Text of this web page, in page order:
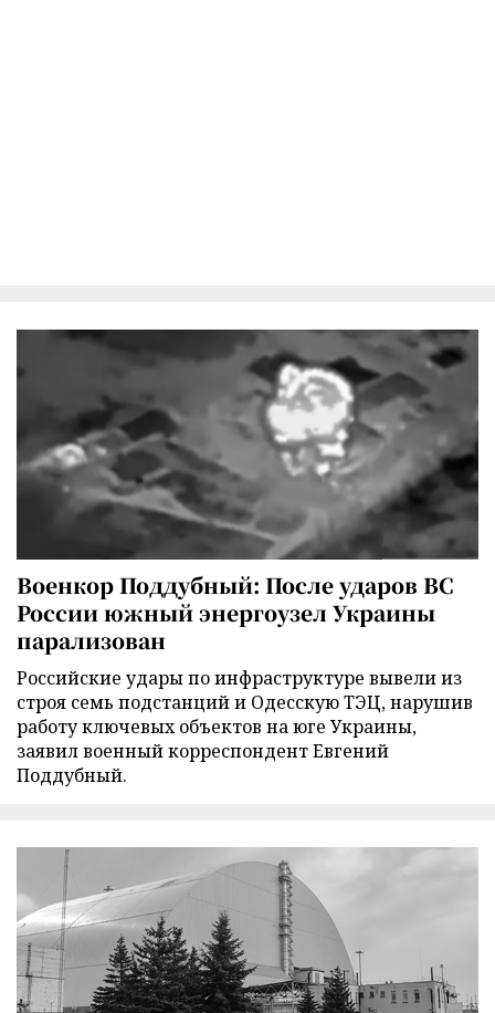
Военкор Поддубный: После ударов ВС
России южный энергоузел Украины
парализован
Российские удары по инфраструктуре вывели из
строя семь подстанций и Одесскую ТЭЦ, нарушив
работу ключевых объектов на юге Украины,
заявил военный корреспондент Евгений
Поддубный.